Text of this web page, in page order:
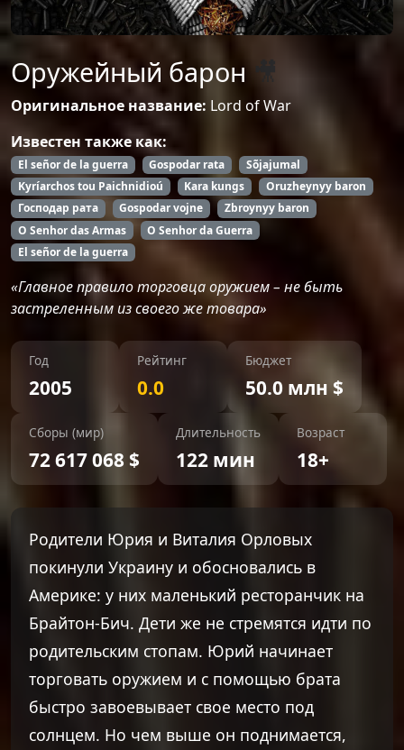
Оружейный барон 🎥
Оригинальное название: Lord of War
Известен также как:
El señor de la guerra Gospodar rata
Sõjajumal
Kyríarchos tou Paichnidioú
Kara kungs
Oruzheynyy baron
Господар рата
Gospodar vojne
Zbroynyy baron
O Senhor das Armas
O Senhor da Guerra
El señor de la guerra
«Главное правило торговца оружием – не быть
застреленным из своего же товара»
Год
2005
Рейтинг
0.0
Бюджет
50.0 млн $
Сборы (мир)
72 617 068 $
Длительность
122 мин
Возраст
18+
Родители Юрия и Виталия Орловых
покинули Украину и обосновались в
Америке: у них маленький ресторанчик на
Брайтон-Бич. Дети же не стремятся идти по
родительским стопам. Юрий начинает
торговать оружием и с помощью брата
быстро завоевывает свое место под
солнцем. Но чем выше он поднимается,